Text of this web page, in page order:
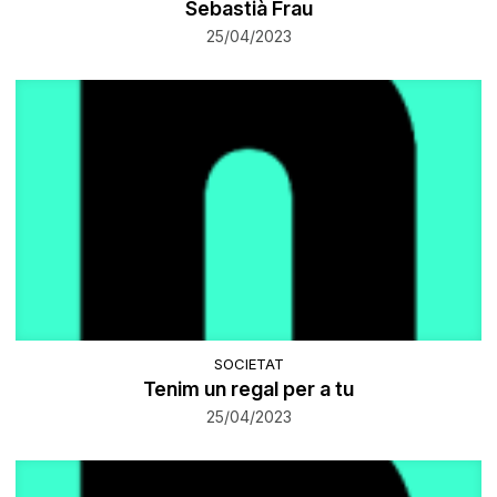
Sebastià Frau
25/04/2023
SOCIETAT
Tenim un regal per a tu
25/04/2023